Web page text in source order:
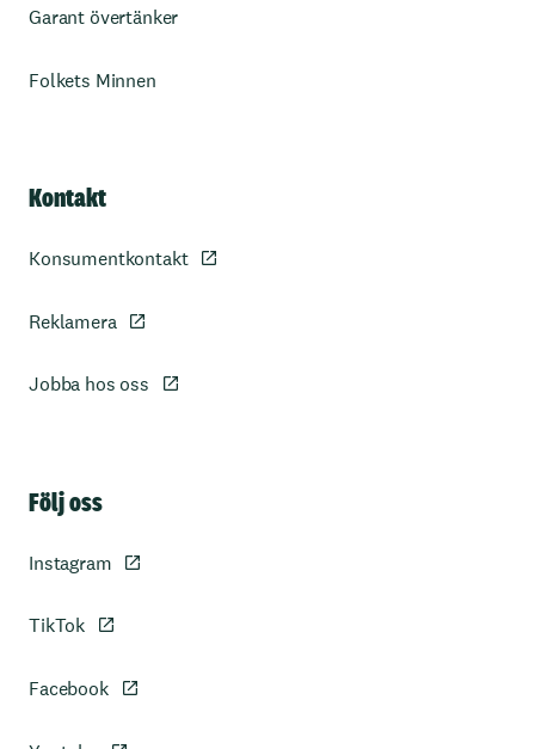
Garant övertänker
Folkets Minnen
Kontakt
Konsumentkontakt
Reklamera
Jobba hos oss
Följ oss
Instagram
TikTok
Facebook